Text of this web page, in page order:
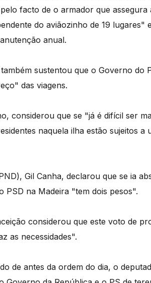
facto de o armador que
do aviãozinho de 19 lugares"
anual.
sustentou que o Governo do
das viagens.
considerou que se "já é difícil ser
naquela ilha estão sujeitos a
Gil Canha, declarou que se ia
PSD na Madeira "tem dois pesos".
considerou que este voto de
as necessidades".
de antes da ordem do dia, o